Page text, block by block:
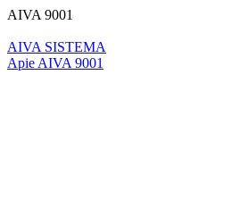
AIVA 9001
AIVA SISTEMA
Apie AIVA 9001